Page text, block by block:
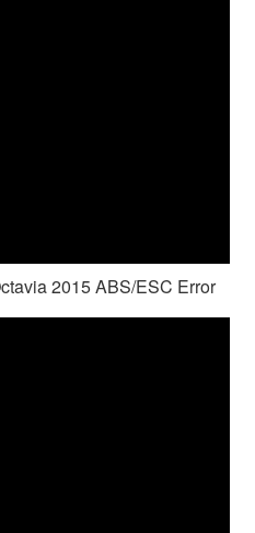
2015 ABS/ESC Error